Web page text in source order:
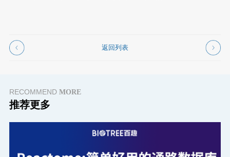
返回列表
RECOMMEND MORE
推荐更多